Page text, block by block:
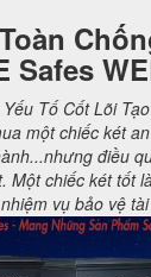
Safes
Tố Cốt Lõi
một chiếc két
điều
Một chiếc két tốt
vụ bảo vệ tài